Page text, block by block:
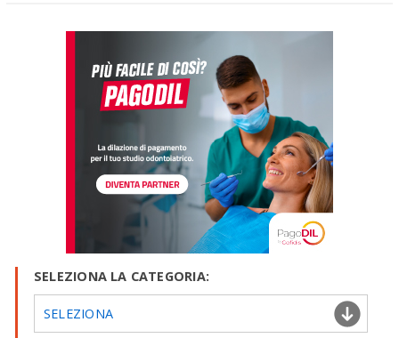
SELEZIONA LA CATEGORIA:
SELEZIONA